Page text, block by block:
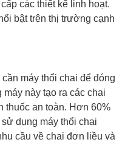
các thiết kế linh hoạt.
bật trên thị trường cạnh
máy thổi chai để đóng
này tạo ra các chai
thuốc an toàn. Hơn 60%
dụng máy thổi chai
cầu về chai đơn liều và